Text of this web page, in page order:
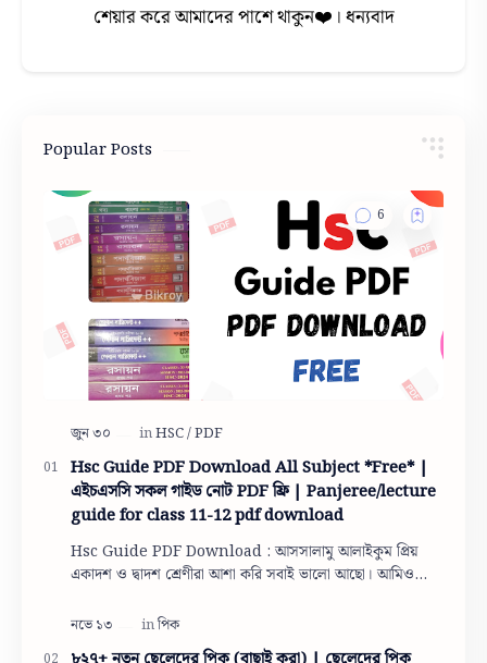
শেয়ার করে আমাদের পাশে থাকুন❤️। ধন্যবাদ
Popular Posts
Hsc Guide PDF Download All Subject *Free* |
এইচএসসি সকল গাইড নোট PDF ফ্রি | Panjeree/lecture
guide for class 11-12 pdf download
Hsc Guide PDF Download : আসসালামু আলাইকুম প্রিয়
একাদশ ও দ্বাদশ শ্রেণীরা আশা করি সবাই ভালো আছো। আমিও